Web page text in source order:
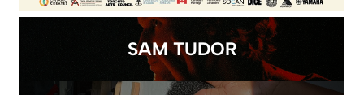
SAM TUDOR